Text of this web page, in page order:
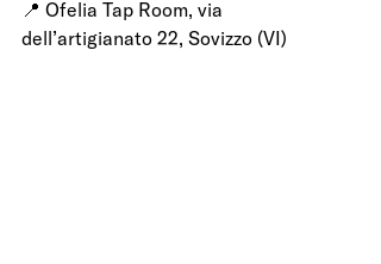
📍 Ofelia Tap Room, via
dell’artigianato 22, Sovizzo (VI)